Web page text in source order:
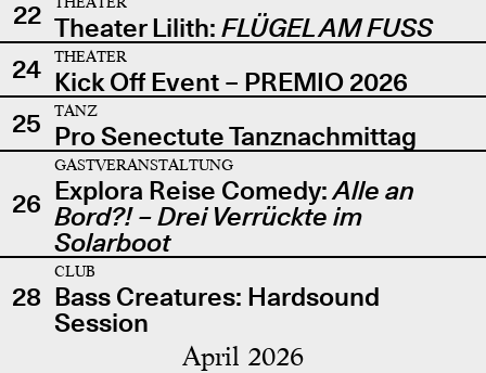
22 Theater Lilith: FLÜGEL AM FUSS
24
THEATER
Kick Off Event – PREMIO 2026
25
TANZ
Pro Senectute Tanznachmittag
26
GASTVERANSTALTUNG
Explora Reise Comedy:Alle an
Bord?! – Drei Verrückte im
Solarboot
28
CLUB
Bass Creatures: Hardsound
Session
April 2026